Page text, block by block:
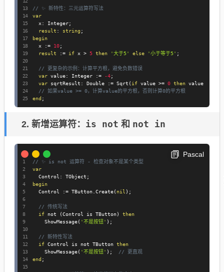
// ✨ 新特性：三元运算符写法
var
  x
: Integer;
result : string ;
begin
  x
:= 10;
result
:= if x > 5 then '大于5' else '小于等于5' ;
// 更复杂的示例：计算平方根，避免负数错误
var value: Integer := -4;
var sqrtResult : Double := Sqrt ( if value >= 0 then value
// 如果value >= 0，计算value的平方根，否则计算0的平方根
end ;
2. 新增运算符： is not 和 not in
Pascal
// ✨ is not 运算符 - 检查对象不是某个类型
var
  Control
: TObject ;
begin
  Control
:= TButton Create( nil ) ;
// 传统写法
if
not (Control is TButton)
then
    ShowMessage
( '不是按钮' ) ;
// 新特性写法
if Control is not TButton then
    ShowMessage
( '不是按钮' ) ;
// 更直观
end ;